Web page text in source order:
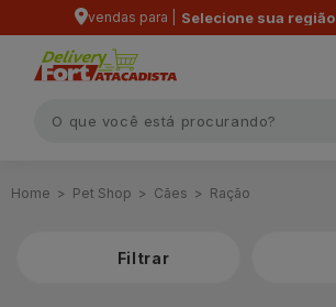
vendas para | Selecione sua região
Pet Shop Cães Ração
Filtrar